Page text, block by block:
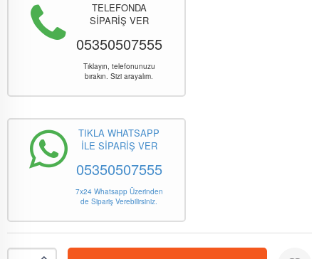
TELEFONDA
SİPARİŞ VER
05350507555
Tıklayın, telefonunuzu
bırakın. Sizi arayalım.
TIKLA WHATSAPP
İLE SİPARİŞ VER
05350507555
7x24 Whatsapp Üzerinden
de Sipariş Verebilirsiniz.